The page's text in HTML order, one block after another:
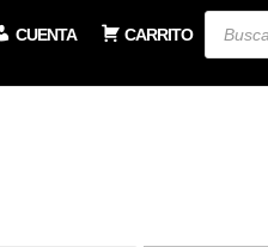
CUENTA CARRITO